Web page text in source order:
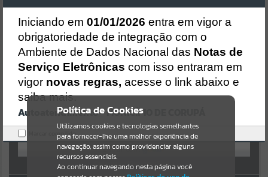
Portais
Por favor, aguarde...
NOTÍCIAS
Por favor, aguarde...
Por favor, aguarde...
AUTOATENDIMENTO
OU
Cadastre-se|Recuperar Senha
Política de Cookies
Utilizamos cookies e tecnologias semelhantes
para fornecer-lhe uma melhor experiência de
navegação, assim como providenciar alguns
recursos essenciais.
Ao continuar navegando nesta página você
Iniciando em 01/01/2026 entra em vigor a
obrigatoriedade de integração com o
Ambiente de Dados Nacional das Notas de
Serviço Eletrônicas com isso entraram em
vigor novas regras, acesse o link abaixo e
saiba mais.
Autoatendimento - MUNICÍPIO DE CORUPÁ
Marcar como lido.
SISTEMA
Gerenciamento do Sistema
CÓDIGO DA MENSAGEM:EST-000040
Ocorreu um erro de script:
Uncaught SyntaxError: Unexpected token '('
https://corupa.atende.net/https:/corupa.atende.net/cidadao/pagina/a
ta-042019-
cmdico/static/bundle/wpo_index_2_base_l2_portal_editores_sync_
dd63a725aa1a3e42e62571aa199b67e2.js?v=816ac05d:47
Verificar Mais Detalhes
OK